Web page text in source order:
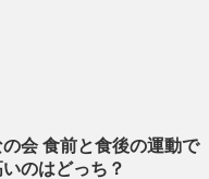
会 食前と食後の運動で
のはどっち？